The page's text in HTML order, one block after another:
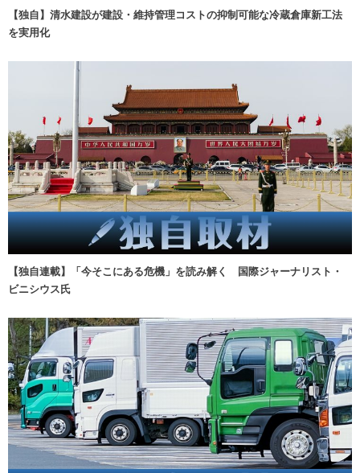
【独自】清水建設が建設・維持管理コストの抑制可能な冷蔵倉庫新工法
を実用化
【独自連載】「今そこにある危機」を読み解く 国際ジャーナリスト・
ビニシウス氏